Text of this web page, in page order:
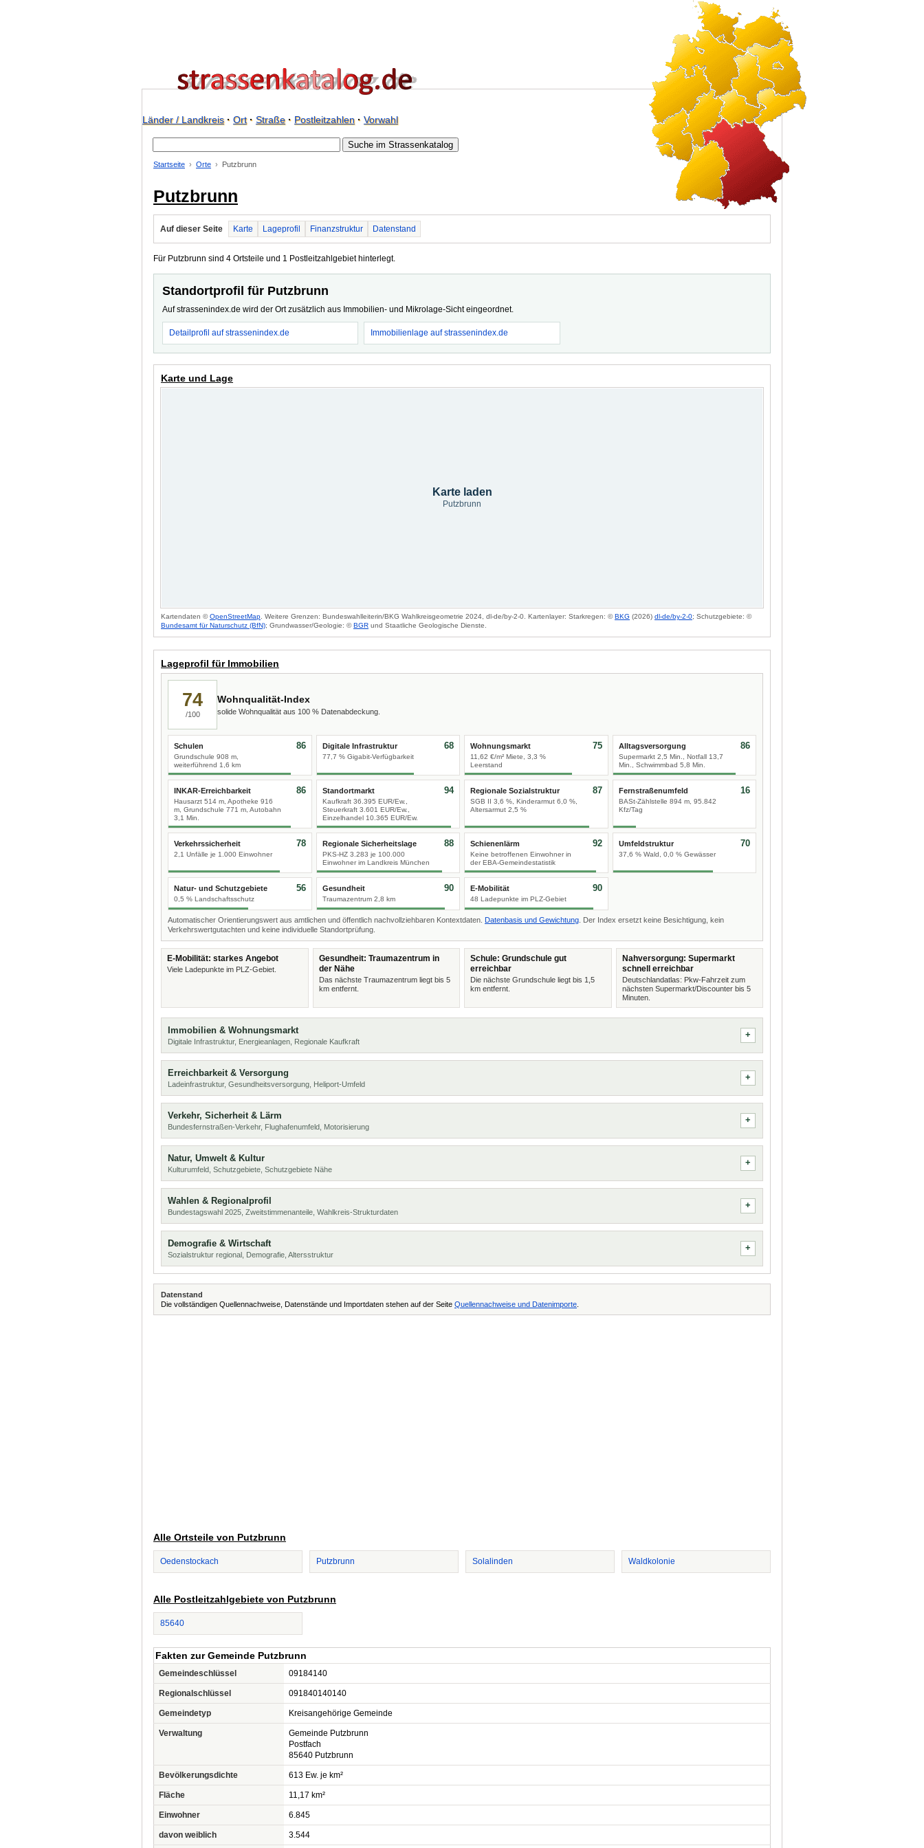
Länder / Landkreis· Ort· Straße· Postleitzahlen· Vorwahl
Startseite Orte Putzbrunn
Putzbrunn
Auf dieser Seite Karte Lageprofil Finanzstruktur Datenstand
Für Putzbrunn sind 4 Ortsteile und 1 Postleitzahlgebiet hinterlegt.
Standortprofil für Putzbrunn
Auf strassenindex.de wird der Ort zusätzlich aus Immobilien- und Mikrolage-Sicht eingeordnet.
Detailprofil auf strassenindex.de Immobilienlage auf strassenindex.de
Karte und Lage
Karte laden
Putzbrunn
Kartendaten ©OpenStreetMap . Weitere Grenzen: Bundeswahlleiterin/BKG Wahlkreisgeometrie 2024, dl-de/by-2-0. Kartenlayer: Starkregen: ©BKG (2026) dl-de/by-2-0; Schutzgebiete: ©
Bundesamt für Naturschutz (BfN); Grundwasser/Geologie: ©BGR und Staatliche Geologische Dienste.
Lageprofil für Immobilien
74
/100
Wohnqualität-Index
solide Wohnqualität aus 100 % Datenabdeckung.
Schulen
Grundschule 908 m,
weiterführend 1,6 km
86 Digitale Infrastruktur
77,7 % Gigabit-Verfügbarkeit
68 Wohnungsmarkt
11,62 €/m² Miete, 3,3 %
Leerstand
75 Alltagsversorgung
Supermarkt 2,5 Min., Notfall 13,7
Min., Schwimmbad 5,8 Min.
86
INKAR-Erreichbarkeit
Hausarzt 514 m, Apotheke 916
m, Grundschule 771 m, Autobahn
3,1 Min.
86 Standortmarkt
Kaufkraft 36.395 EUR/Ew.,
Steuerkraft 3.601 EUR/Ew.,
Einzelhandel 10.365 EUR/Ew.
94 Regionale Sozialstruktur
SGB II 3,6 %, Kinderarmut 6,0 %,
Altersarmut 2,5 %
87 Fernstraßenumfeld
BASt-Zählstelle 894 m, 95.842
Kfz/Tag
16
Verkehrssicherheit
2,1 Unfälle je 1.000 Einwohner
78 Regionale Sicherheitslage
PKS-HZ 3.283 je 100.000
Einwohner im Landkreis München
88 Schienenlärm
Keine betroffenen Einwohner in
der EBA-Gemeindestatistik
92 Umfeldstruktur
37,6 % Wald, 0,0 % Gewässer
70
Natur- und Schutzgebiete
0,5 % Landschaftsschutz
56 Gesundheit
Traumazentrum 2,8 km
90 E-Mobilität
48 Ladepunkte im PLZ-Gebiet
90
Automatischer Orientierungswert aus amtlichen und öffentlich nachvollziehbaren Kontextdaten. Datenbasis und Gewichtung . Der Index ersetzt keine Besichtigung, kein
Verkehrswertgutachten und keine individuelle Standortprüfung.
E-Mobilität: starkes Angebot
Viele Ladepunkte im PLZ-Gebiet.
Gesundheit: Traumazentrum in
der Nähe
Das nächste Traumazentrum liegt bis 5
km entfernt.
Schule: Grundschule gut
erreichbar
Die nächste Grundschule liegt bis 1,5
km entfernt.
Nahversorgung: Supermarkt
schnell erreichbar
Deutschlandatlas: Pkw-Fahrzeit zum
nächsten Supermarkt/Discounter bis 5
Minuten.
Immobilien & Wohnungsmarkt
Digitale Infrastruktur, Energieanlagen, Regionale Kaufkraft
Erreichbarkeit & Versorgung
Ladeinfrastruktur, Gesundheitsversorgung, Heliport-Umfeld
Verkehr, Sicherheit & Lärm
Bundesfernstraßen-Verkehr, Flughafenumfeld, Motorisierung
Natur, Umwelt & Kultur
Kulturumfeld, Schutzgebiete, Schutzgebiete Nähe
Wahlen & Regionalprofil
Bundestagswahl 2025, Zweitstimmenanteile, Wahlkreis-Strukturdaten
Demografie & Wirtschaft
Sozialstruktur regional, Demografie, Altersstruktur
Datenstand
Die vollständigen Quellennachweise, Datenstände und Importdaten stehen auf der Seite Quellennachweise und Datenimporte
Alle Ortsteile von Putzbrunn
Oedenstockach Putzbrunn Solalinden Waldkolonie
Alle Postleitzahlgebiete von Putzbrunn
85640
Fakten zur Gemeinde Putzbrunn
Gemeindeschlüssel 09184140
Regionalschlüssel 091840140140
Gemeindetyp Kreisangehörige Gemeinde
Verwaltung
Gemeinde Putzbrunn
Postfach
85640 Putzbrunn
Bevölkerungsdichte 613 Ew. je km²
Fläche 11,17 km²
Einwohner 6.845
davon weiblich 3.544